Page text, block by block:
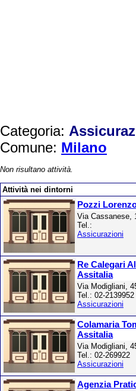
Categoria:
Comune: Milano
Non risultano attività.
Attività nei dintorni
Pozzi
Via Cassanese,
Tel.:
Assicurazioni
Re Calegari
Assitalia
Via Modigliani,
Tel.: 02-2139952
Assicurazioni
Colamaria
Assitalia
Via Modigliani,
Tel.: 02-269922
Assicurazioni
Agenzia